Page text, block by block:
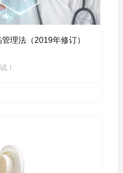
理法（2019年修订）
！